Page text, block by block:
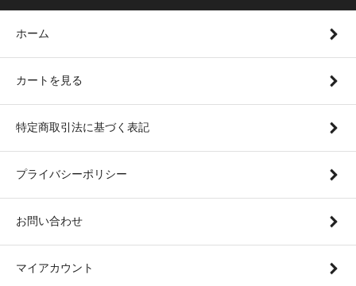
ホーム
カートを見る
特定商取引法に基づく表記
プライバシーポリシー
お問い合わせ
マイアカウント